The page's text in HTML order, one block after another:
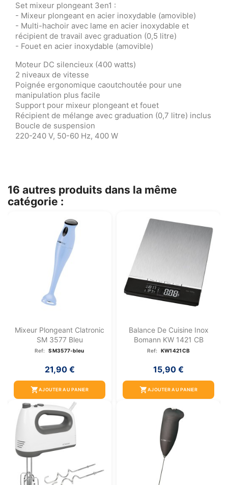
Set mixeur plongeant 3en1 :
- Mixeur plongeant en acier inoxydable (amovible)
- Multi-hachoir avec lame en acier inoxydable et
récipient de travail avec graduation (0,5 litre)
- Fouet en acier inoxydable (amovible)
Moteur DC silencieux (400 watts)
2 niveaux de vitesse
Poignée ergonomique caoutchoutée pour une
manipulation plus facile
Support pour mixeur plongeant et fouet
Récipient de mélange avec graduation (0,7 litre) inclus
Boucle de suspension
220-240 V, 50-60 Hz, 400 W
16 autres produits dans la même
catégorie :
Mixeur Plongeant Clatronic
SM 3577 Bleu
Ref: SM3577-bleu
21,90 €
shopping_cartAJOUTER AU PANIER
Balance De Cuisine Inox
Bomann KW 1421 CB
Ref: KW1421CB
15,90 €
shopping_cartAJOUTER AU PANIER